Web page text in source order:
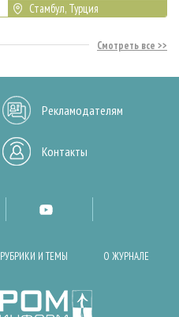
Стамбул, Турция
Смотреть все
Рекламодателям
Контакты
РУБРИКИ И ТЕМЫ О ЖУРНАЛЕ